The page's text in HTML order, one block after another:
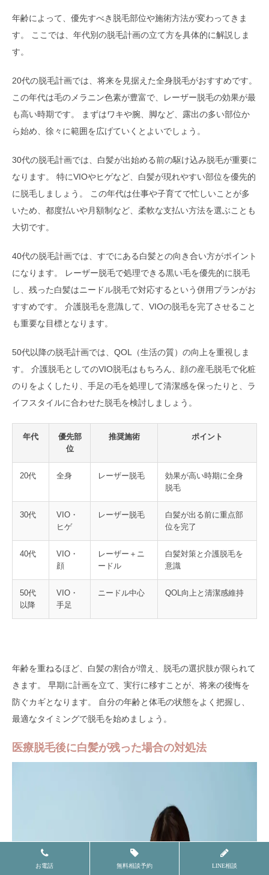
年齢によって、優先すべき脱毛部位や施術方法が変わってきま
す。 ここでは、年代別の脱毛計画の立て方を具体的に解説しま
す。
20代の脱毛計画では、将来を見据えた全身脱毛がおすすめです。
この年代は毛のメラニン色素が豊富で、レーザー脱毛の効果が最
も高い時期です。 まずはワキや腕、脚など、露出の多い部位か
ら始め、徐々に範囲を広げていくとよいでしょう。
30代の脱毛計画では、白髪が出始める前の駆け込み脱毛が重要に
なります。 特にVIOやヒゲなど、白髪が現れやすい部位を優先的
に脱毛しましょう。 この年代は仕事や子育てで忙しいことが多
いため、都度払いや月額制など、柔軟な支払い方法を選ぶことも
大切です。
40代の脱毛計画では、すでにある白髪との向き合い方がポイント
になります。 レーザー脱毛で処理できる黒い毛を優先的に脱毛
し、残った白髪はニードル脱毛で対応するという併用プランがお
すすめです。 介護脱毛を意識して、VIOの脱毛を完了させること
も重要な目標となります。
50代以降の脱毛計画では、QOL（生活の質）の向上を重視しま
す。 介護脱毛としてのVIO脱毛はもちろん、顔の産毛脱毛で化粧
のりをよくしたり、手足の毛を処理して清潔感を保ったりと、ラ
イフスタイルに合わせた脱毛を検討しましょう。
年代
優先部
位
推奨施術 ポイント
20代 全身 レーザー脱毛
効果が高い時期に全身
脱毛
30代
VIO・
ヒゲ
レーザー脱毛
白髪が出る前に重点部
位を完了
40代
VIO・
顔
レーザー＋ニ
ードル
白髪対策と介護脱毛を
意識
50代
以降
VIO・
手足
ニードル中心 QOL向上と清潔感維持
年齢を重ねるほど、白髪の割合が増え、脱毛の選択肢が限られて
きます。 早期に計画を立て、実行に移すことが、将来の後悔を
防ぐカギとなります。 自分の年齢と体毛の状態をよく把握し、
最適なタイミングで脱毛を始めましょう。
医療脱毛後に白髪が残った場合の対処法
お電話 無料相談予約 LINE相談